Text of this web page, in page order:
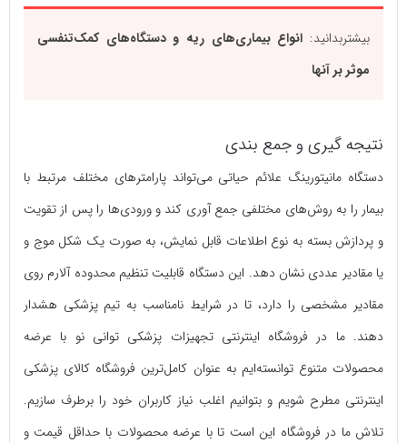
بیشتربدانید: انواع بیماری‌های‌ ریه و دستگاه‌های کمک‌تنفسی
موثر بر آنها
نتیجه گیری و جمع بندی
دستگاه مانیتورینگ علائم حیاتی می‌تواند پارامترهای مختلف مرتبط با
بیمار را به روش‌های مختلفی جمع آوری کند و ورودی‌ها را پس از تقویت
و پردازش بسته به نوع اطلاعات قابل نمایش، به صورت یک شکل موج و
یا مقادیر عددی نشان دهد. این دستگاه قابلیت تنظیم محدوده آلارم روی
مقادیر مشخصی را دارد، تا در شرایط نامناسب به تیم پزشکی هشدار
دهند. ما در فروشگاه اینترنتی تجهیزات پزشکی توانی نو با عرضه
محصولات متنوع توانسته‌ایم به عنوان کامل‌ترین فروشگاه کالای پزشکی
اینترنتی مطرح شویم و بتوانیم اغلب نیاز کاربران خود را برطرف سازیم.
تلاش ما در فروشگاه این است تا با عرضه محصولات با حداقل قیمت و